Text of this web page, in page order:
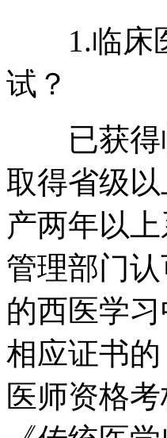
1.临床医
试？
已获得临
取得省级
产两年以
管理部门
的西医学
相应证书
医师资格